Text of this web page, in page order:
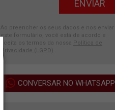
Ao preencher os seus dados e nos enviar
este formulário, você está de acordo e
aceita os termos da nossa
Política de
Privacidade (LGPD)
CONVERSAR NO WHATSAPP